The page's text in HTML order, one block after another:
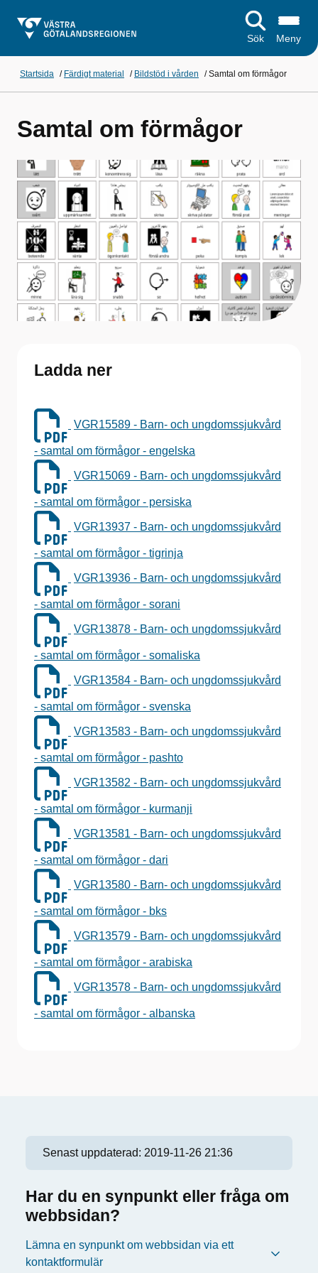
Sök Meny
Startsida / Färdigt material / Bildstöd i vården /Samtal om förmågor
Samtal om förmågor
Ladda ner
VGR15589 - Barn- och ungdomssjukvård
- samtal om förmågor - engelska
VGR15069 - Barn- och ungdomssjukvård
- samtal om förmågor - persiska
VGR13937 - Barn- och ungdomssjukvård
- samtal om förmågor - tigrinja
VGR13936 - Barn- och ungdomssjukvård
- samtal om förmågor - sorani
VGR13878 - Barn- och ungdomssjukvård
- samtal om förmågor - somaliska
VGR13584 - Barn- och ungdomssjukvård
- samtal om förmågor - svenska
VGR13583 - Barn- och ungdomssjukvård
- samtal om förmågor - pashto
VGR13582 - Barn- och ungdomssjukvård
- samtal om förmågor - kurmanji
VGR13581 - Barn- och ungdomssjukvård
- samtal om förmågor - dari
VGR13580 - Barn- och ungdomssjukvård
- samtal om förmågor - bks
VGR13579 - Barn- och ungdomssjukvård
- samtal om förmågor - arabiska
VGR13578 - Barn- och ungdomssjukvård
- samtal om förmågor - albanska
Senast uppdaterad: 2019-11-26 21:36
Har du en synpunkt eller fråga om
webbsidan?
Lämna en synpunkt om webbsidan via ett
kontaktformulär